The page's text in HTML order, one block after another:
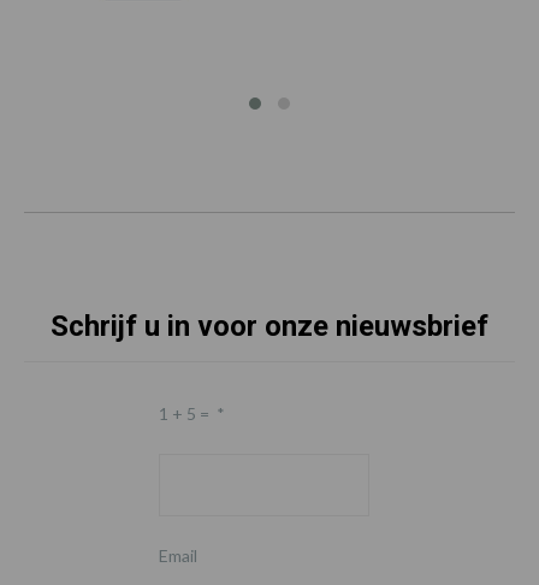
Schrijf u in voor onze nieuwsbrief
1 + 5 = *
Email